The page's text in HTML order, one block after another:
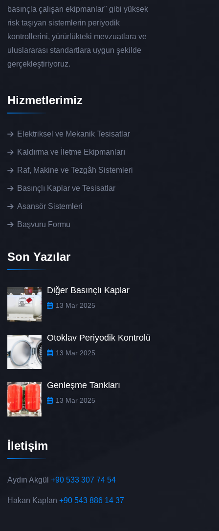
basınçla çalışan ekipmanlar" gibi yüksek
risk taşıyan sistemlerin periyodik
kontrollerini, yürürlükteki mevzuatlara ve
uluslararası standartlara uygun şekilde
gerçekleştiriyoruz.
Hizmetlerimiz
Elektriksel ve Mekanik Tesisatlar
Kaldırma ve İletme Ekipmanları
Raf, Makine ve Tezgâh Sistemleri
Basınçlı Kaplar ve Tesisatlar
Asansör Sistemleri
Başvuru Formu
Son Yazılar
Diğer Basınçlı Kaplar
13 Mar 2025
Otoklav Periyodik Kontrolü
13 Mar 2025
Genleşme Tankları
13 Mar 2025
İletişim
Aydın Akgül +90 533 307 74 54
Hakan Kaplan +90 543 886 14 37